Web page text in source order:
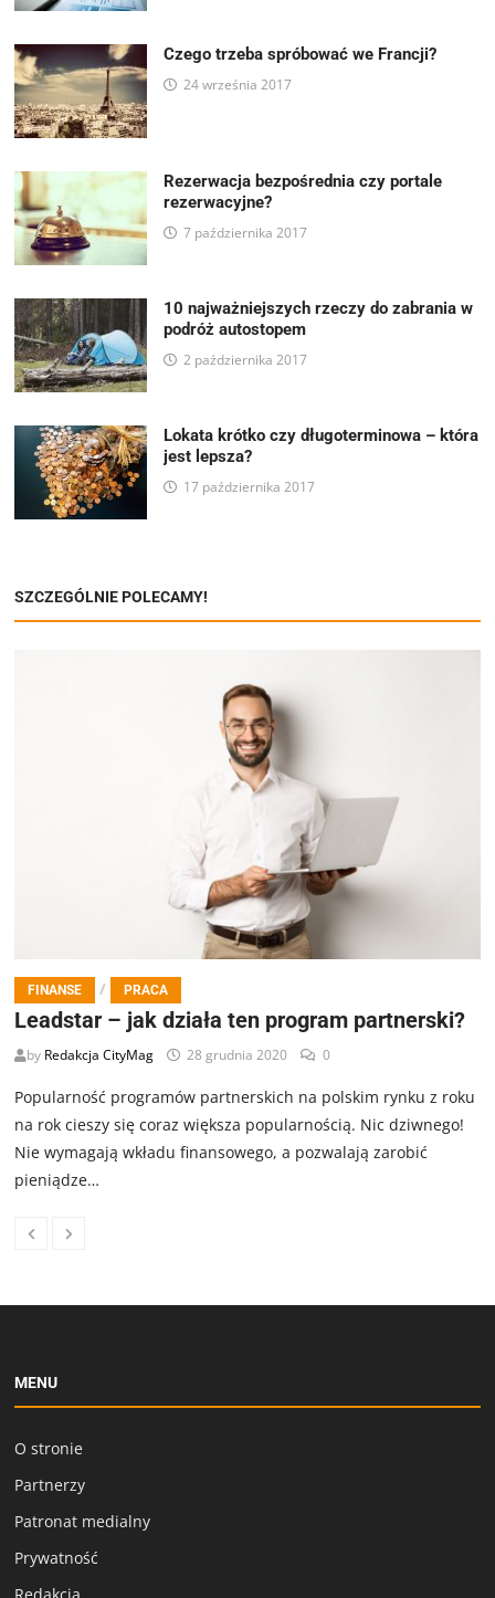
Czego trzeba spróbować we Francji?
24 września 2017
Rezerwacja bezpośrednia czy portale
rezerwacyjne?
7 października 2017
10 najważniejszych rzeczy do zabrania w
podróż autostopem
2 października 2017
Lokata krótko czy długoterminowa – która
jest lepsza?
17 października 2017
SZCZEGÓLNIE POLECAMY!
FINANSE / PRACA
Leadstar – jak działa ten program partnerski?
by Redakcja CityMag 28 grudnia 2020 0
Popularność programów partnerskich na polskim rynku z roku
na rok cieszy się coraz większa popularnością. Nic dziwnego!
Nie wymagają wkładu finansowego, a pozwalają zarobić
pieniądze…
MENU
O stronie
Partnerzy
Patronat medialny
Prywatność